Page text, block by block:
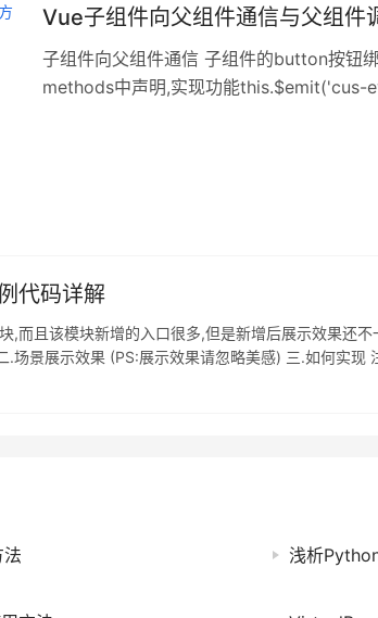
Vue子组件向父组件通信与父组件
子组件向父组件通信 子组件的button按钮
methods中声明,实现功能this.$emit('cus-
代码详解
,而且该模块新增的入口很多,但是新增后展示效果还
场景展示效果 (PS:展示效果请忽略美感) 三.如何实
浅析